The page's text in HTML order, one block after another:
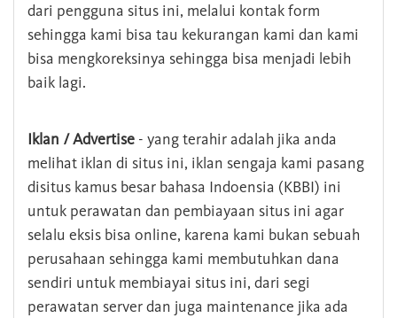
dari pengguna situs ini, melalui kontak form
sehingga kami bisa tau kekurangan kami dan kami
bisa mengkoreksinya sehingga bisa menjadi lebih
baik lagi.
Iklan / Advertise - yang terahir adalah jika anda
melihat iklan di situs ini, iklan sengaja kami pasang
disitus kamus besar bahasa Indoensia (KBBI) ini
untuk perawatan dan pembiayaan situs ini agar
selalu eksis bisa online, karena kami bukan sebuah
perusahaan sehingga kami membutuhkan dana
sendiri untuk membiayai situs ini, dari segi
perawatan server dan juga maintenance jika ada